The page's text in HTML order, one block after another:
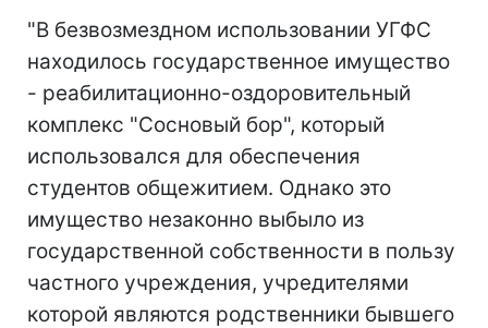
"В безвозмездном использовании УГФС
находилось государственное имущество
- реабилитационно-оздоровительный
комплекс "Сосновый бор", который
использовался для обеспечения
студентов общежитием. Однако это
имущество незаконно выбыло из
государственной собственности в пользу
частного учреждения, учредителями
которой являются родственники бывшего